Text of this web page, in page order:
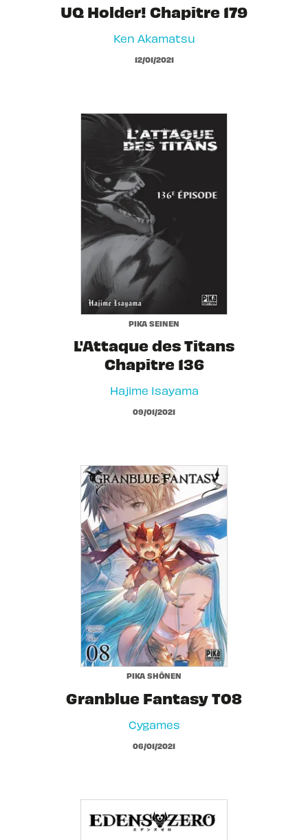
UQ Holder! Chapitre 179
Ken Akamatsu
12/01/2021
PIKA SEINEN
L'Attaque des Titans
Chapitre 136
Hajime Isayama
09/01/2021
PIKA SHÔNEN
Granblue Fantasy T08
Cygames
06/01/2021